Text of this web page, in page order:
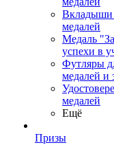
Вкладыши
медалей
Медаль
успехи в
Футляры
медалей и
медалей
Ещё
Призы